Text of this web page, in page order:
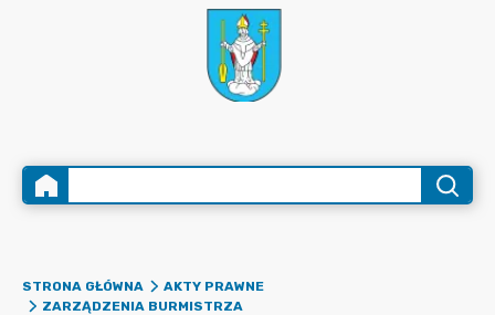
STRONA GŁÓWNA
AKTY PRAWNE
ZARZĄDZENIA BURMISTRZA